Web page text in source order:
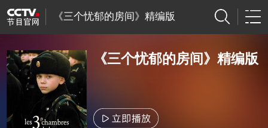
《三个忧郁的房间》精编版
《三个忧郁的房间》精编版